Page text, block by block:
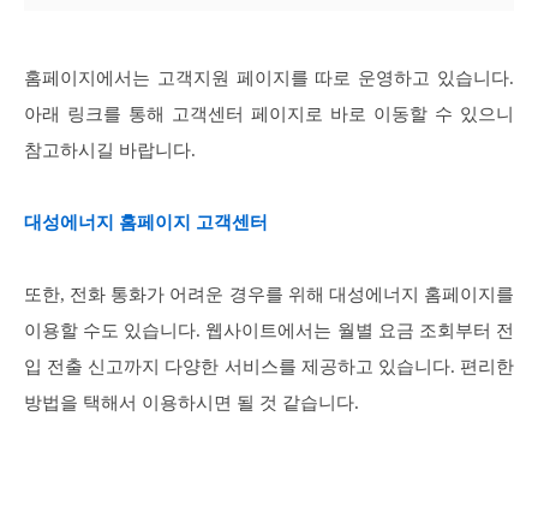
홈페이지에서는 고객지원 페이지를 따로 운영하고 있습니다.
아래 링크를 통해 고객센터 페이지로 바로 이동할 수 있으니
참고하시길 바랍니다.
대성에너지 홈페이지 고객센터
또한, 전화 통화가 어려운 경우를 위해 대성에너지 홈페이지를
이용할 수도 있습니다. 웹사이트에서는 월별 요금 조회부터 전
입 전출 신고까지 다양한 서비스를 제공하고 있습니다. 편리한
방법을 택해서 이용하시면 될 것 같습니다.